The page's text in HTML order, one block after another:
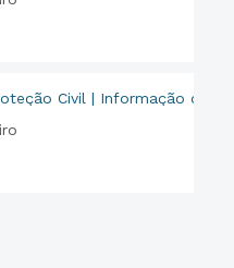
Civil | Informação da